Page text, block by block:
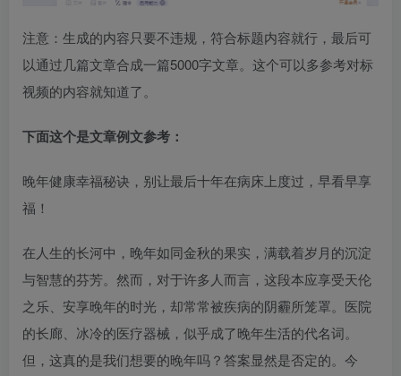
注意：生成的内容只要不违规，符合标题内容就行，最后可
以通过几篇文章合成一篇5000字文章。这个可以多参考对标
视频的内容就知道了。​
下面这个是文章例文参考：
晚年健康幸福秘诀，别让最后十年在病床上度过，早看早享
福！​
在人生的长河中，晚年如同金秋的果实，满载着岁月的沉淀
与智慧的芬芳。然而，对于许多人而言，这段本应享受天伦
之乐、安享晚年的时光，却常常被疾病的阴霾所笼罩。医院
的长廊、冰冷的医疗器械，似乎成了晚年生活的代名词。
但，这真的是我们想要的晚年吗？答案显然是否定的。今